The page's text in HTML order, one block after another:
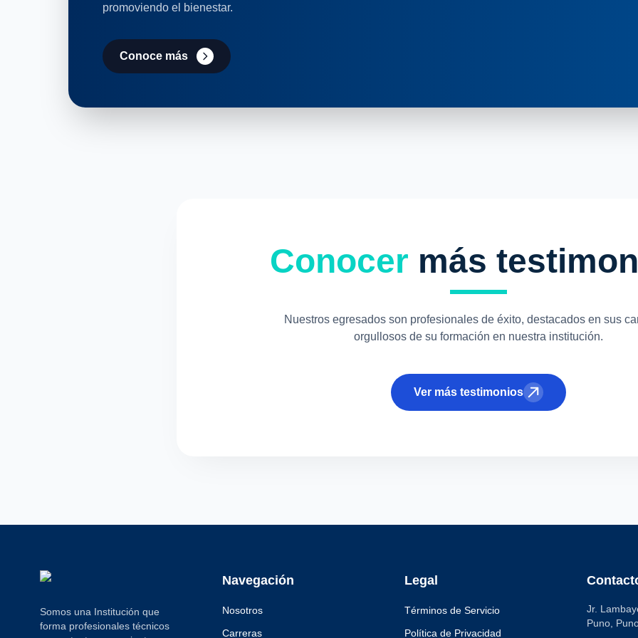
promoviendo el bienestar.
Conoce más
Conocer más
Nuestros egresados son profesionales de éxito, destacados en sus
orgullosos de su formación en nuestra institución.
Ver más testimonios
Somos una Institución que
forma profesionales técnicos
Navegación
Nosotros
Carreras
Legal
Términos de Servicio
Política de Privacidad
Jr.
Puno,